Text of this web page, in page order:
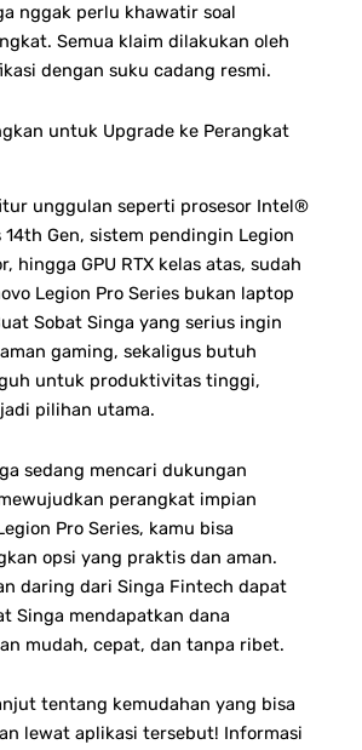
nggak perlu khawatir soal
Semua klaim dilakukan oleh
dengan suku cadang resmi.
untuk Upgrade ke Perangkat
unggulan seperti prosesor Intel®
14th Gen, sistem pendingin Legion
hingga GPU RTX kelas atas, sudah
Legion Pro Series bukan laptop
Sobat Singa yang serius ingin
gaming, sekaligus butuh
untuk produktivitas tinggi,
pilihan utama.
sedang mencari dukungan
perangkat impian
Pro Series, kamu bisa
opsi yang praktis dan aman.
daring dari Singa Fintech dapat
Singa mendapatkan dana
mudah, cepat, dan tanpa ribet.
tentang kemudahan yang bisa
lewat aplikasi tersebut! Informasi